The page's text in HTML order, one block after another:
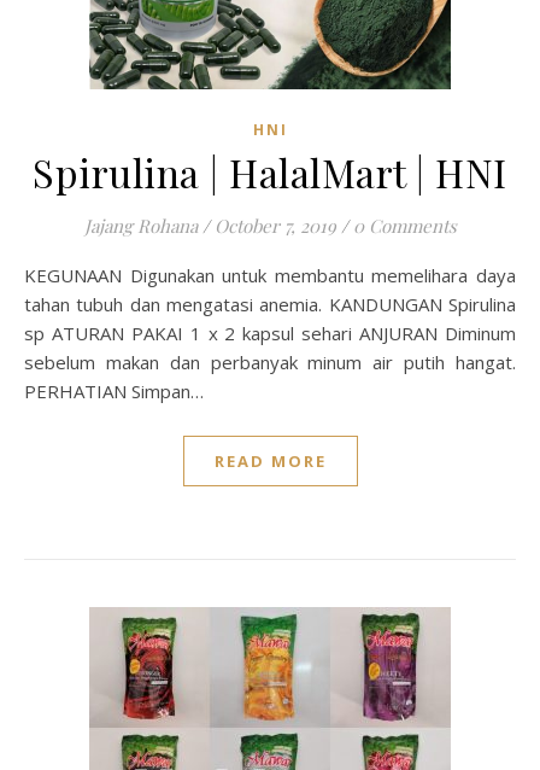
HNI
Spirulina | HalalMart | HNI
Jajang Rohana / October 7, 2019 / 0 Comments
KEGUNAAN Digunakan untuk membantu memelihara daya
tahan tubuh dan mengatasi anemia. KANDUNGAN Spirulina
sp ATURAN PAKAI 1 x 2 kapsul sehari ANJURAN Diminum
sebelum makan dan perbanyak minum air putih hangat.
PERHATIAN Simpan…
READ MORE